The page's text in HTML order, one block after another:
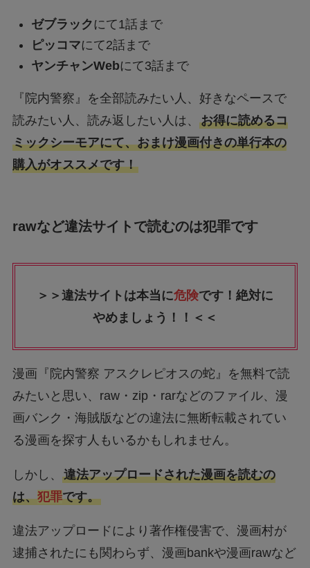
ゼブラック にて1話まで
ピッコマにて2話まで
ヤンチャンWebにて3話まで
『院内警察』を全部読みたい人、好きなペースで
読みたい人、読み返したい人は、 お得に読めるコ
ミックシーモアにて、おまけ漫画付きの単行本の
購入がオススメです！
rawなど違法サイトで読むのは犯罪です
＞＞違法サイトは本当に危険です！絶対に
やめましょう！！＜＜
漫画『院内警察 アスクレピオスの蛇』を無料で読
みたいと思い、raw・zip・rarなどのファイル、漫
画バンク・海賊版などの違法に無断転載されてい
る漫画を探す人もいるかもしれません。
しかし、 違法アップロードされた漫画を読むの
は、犯罪です。
違法アップロードにより著作権侵害で、漫画村が
逮捕されたにも関わらず、漫画bankや漫画rawなど